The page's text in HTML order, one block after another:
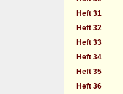
Heft 31
Heft 32
Heft 33
Heft 34
Heft 35
Heft 36